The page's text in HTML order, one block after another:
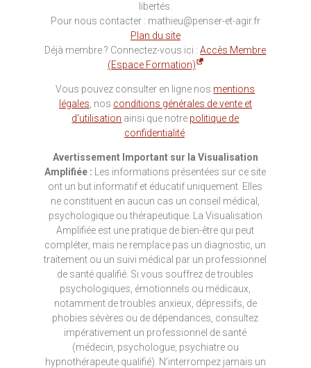
libertés.
Pour nous contacter : mathieu@penser-et-agir.fr
Plan du site
Déjà membre ? Connectez-vous ici :Accès Membre
(Espace Formation)
Vous pouvez consulter en ligne nos mentions
légales , nos conditions générales de vente et
d’utilisation ainsi que notre politique de
confidentialité.
Avertissement Important sur la Visualisation
Amplifiée : Les informations présentées sur ce site
ont un but informatif et éducatif uniquement. Elles
ne constituent en aucun cas un conseil médical,
psychologique ou thérapeutique. La Visualisation
Amplifiée est une pratique de bien-être qui peut
compléter, mais ne remplace pas un diagnostic, un
traitement ou un suivi médical par un professionnel
de santé qualifié. Si vous souffrez de troubles
psychologiques, émotionnels ou médicaux,
notamment de troubles anxieux, dépressifs, de
phobies sévères ou de dépendances, consultez
impérativement un professionnel de santé
(médecin, psychologue, psychiatre ou
hypnothérapeute qualifié). N’interrompez jamais un